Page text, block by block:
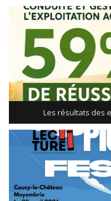
Les résultats des